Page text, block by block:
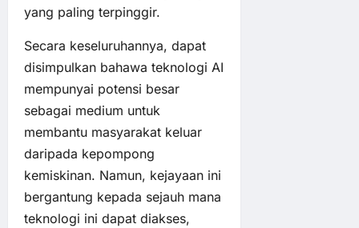
yang paling terpinggir.
Secara keseluruhannya, dapat
disimpulkan bahawa teknologi AI
mempunyai potensi besar
sebagai medium untuk
membantu masyarakat keluar
daripada kepompong
kemiskinan. Namun, kejayaan ini
bergantung kepada sejauh mana
teknologi ini dapat diakses,